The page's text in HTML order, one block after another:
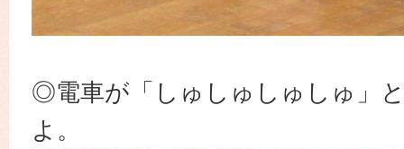
◎電車が「しゅしゅしゅしゅ」
よ。